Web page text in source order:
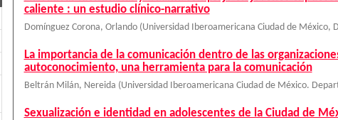
caliente : un estudio clínico-narrativo
Domínguez Corona, Orlando (Universidad Iberoamericana Ciudad de México,
La importancia de la comunicación dentro de las
autoconocimiento, una herramienta para la comunicación
Beltrán Milán, Nereida (Universidad Iberoamericana Ciudad de México.
Sexualización e identidad en adolescentes de la Ciudad de